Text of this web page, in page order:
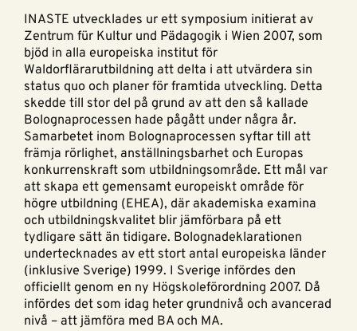
INASTE utvecklades ur ett symposium initierat av
Zentrum für Kultur und Pädagogik i Wien 2007, som
bjöd in alla europeiska institut för
Waldorflärarutbildning att delta i att utvärdera sin
status quo och planer för framtida utveckling. Detta
skedde till stor del på grund av att den så kallade
Bolognaprocessen hade pågått under några år.
Samarbetet inom Bolognaprocessen syftar till att
främja rörlighet, anställningsbarhet och Europas
konkurrenskraft som utbildningsområde. Ett mål var
att skapa ett gemensamt europeiskt område för
högre utbildning (EHEA), där akademiska examina
och utbildningskvalitet blir jämförbara på ett
tydligare sätt än tidigare. Bolognadeklarationen
undertecknades av ett stort antal europeiska länder
(inklusive Sverige) 1999. I Sverige infördes den
officiellt genom en ny Högskoleförordning 2007. Då
infördes det som idag heter grundnivå och avancerad
nivå – att jämföra med BA och MA.